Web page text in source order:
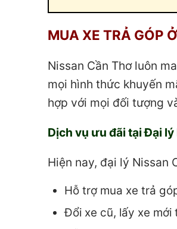
MUA XE TRẢ GÓP
Nissan Cần Thơ luôn
mọi hình thức khuyến
hợp với mọi đối tượng
Dịch vụ ưu đãi tại Đại
Hiện nay, đại lý Nissan
Hỗ trợ mua xe trả
Đổi xe cũ, lấy xe mới